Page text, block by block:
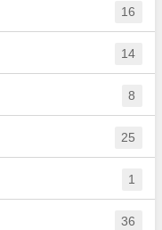
16
14
8
25
1
36